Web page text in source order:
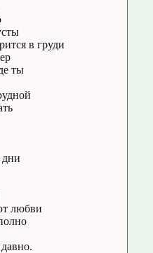
в груди
ты
дни
любви